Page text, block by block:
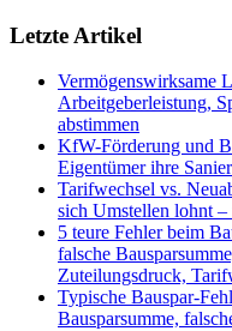
Letzte Artikel
Vermögenswirksame
Arbeitgeberleistung,
abstimmen
KfW-Förderung und
Eigentümer ihre
Tarifwechsel vs.
sich Umstellen lohnt
5 teure Fehler beim
falsche
Zuteilungsdruck,
Typische Bauspar-
Bausparsumme,